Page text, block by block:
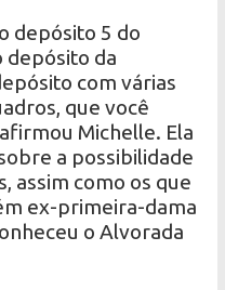
depósito 5 do
depósito da
com várias
que você
Michelle. Ela
a possibilidade
assim como os que
ex-primeira-dama
o Alvorada